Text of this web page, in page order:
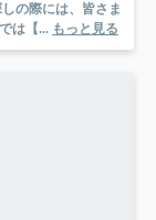
は【... もっと見る